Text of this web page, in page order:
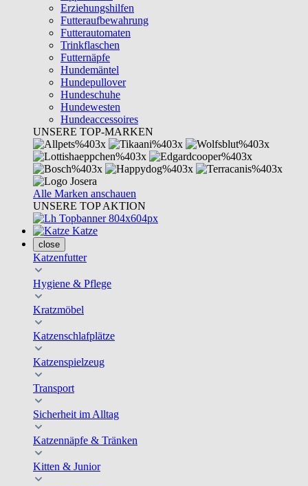
Erziehungshilfen
Futteraufbewahrung
Futterautomaten
Trinkflaschen
Futternäpfe
Hundemäntel
Hundepullover
Hundeschuhe
Hundewesten
Hundeaccessoires
UNSERE TOP-MARKEN
Alle Marken anschauen
UNSERE TOP AKTION
Katze
close
Katzenfutter
Hygiene & Pflege
Kratzmöbel
Katzenschlafplätze
Katzenspielzeug
Transport
Sicherheit im Alltag
Katzennäpfe & Tränken
Kitten & Junior